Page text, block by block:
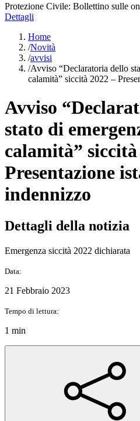
Protezione Civile: Bollettino sulle
Dettagli
Home
/Novità
/avvisi
/Avviso “Declaratoria dello
calamità” siccità 2022 –
Avviso
stato di
calamità” siccità
Presentazione
indennizzo
Dettagli della notizia
Emergenza siccità 2022 dichiarata
Data:
21 Febbraio 2023
Tempo di lettura:
1 min